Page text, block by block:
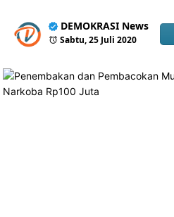
DEMOKRASI News
Sabtu, 25 Juli 2020